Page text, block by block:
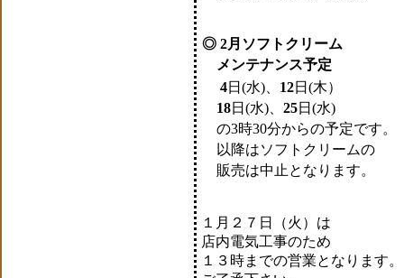
◎ 2月ソフトクリーム
メンテナンス予定
4日(水)、 12日(木）
18日(水)、 25日(水)
の3時30分からの予定です。
以降はソフトクリームの
販売は中止となります。
１月２７日（火）は
店内電気工事のため
１３時までの営業となります。